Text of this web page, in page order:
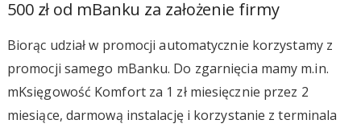
500 zł od mBanku za założenie firmy
Biorąc udział w promocji automatycznie korzystamy z
promocji samego mBanku. Do zgarnięcia mamy m.in.
mKsięgowość Komfort za 1 zł miesięcznie przez 2
miesiące, darmową instalację i korzystanie z terminala